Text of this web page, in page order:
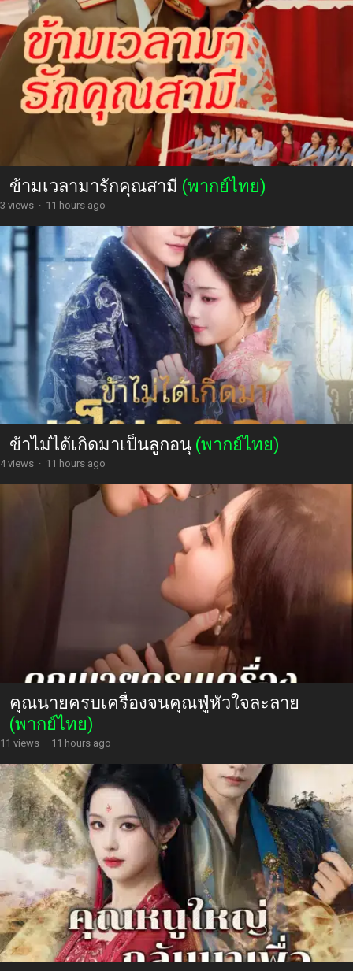
ข้ามเวลามารักคุณสามี (พากย์ไทย)
3 views · 11 hours ago
ข้าไม่ได้เกิดมาเป็นลูกอนุ (พากย์ไทย)
4 views · 11 hours ago
คุณนายครบเครื่องจนคุณฟู่หัวใจละลาย
(พากย์ไทย)
11 views · 11 hours ago